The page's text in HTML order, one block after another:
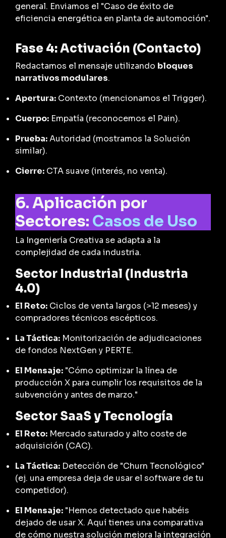
general. Enviamos el "Caso de éxito de
eficiencia energética en planta de automoción".
Fase 4: Activación (Contacto)
Redactamos el mensaje utilizando bloques
narrativos modulares.
Apertura: Contexto (mencionamos el Trigger).
Cuerpo: Empatía (reconocemos el Pain).
Prueba:Autoridad (mostramos la Solución
similar).
Cierre: CTA suave (interés, no venta).
6. Aplicación por
Sectores: Casos de Uso
La Ingeniería Creativa se adapta a la
complejidad de cada industria.
Sector Industrial (Industria
4.0)
El Reto: Ciclos de venta largos (>12 meses) y
compradores técnicos escépticos.
La Táctica: Monitorización de adjudicaciones
de fondos NextGen y PERTE.
El Mensaje: "Cómo optimizar la línea de
producción X para cumplir los requisitos de la
subvención y antes de marzo."
Sector SaaS y Tecnología
El Reto: Mercado saturado y alto coste de
adquisición (CAC).
La Táctica: Detección de "Churn Tecnológico"
(ej. una empresa deja de usar el software de tu
competidor).
El Mensaje: "Hemos detectado que habéis
dejado de usar X. Aquí tienes una comparativa
de cómo nuestra solución mejora la integración